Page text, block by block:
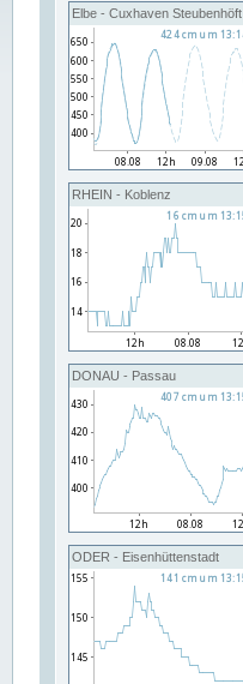
Elbe - Cuxhaven Steubenhöft
RHEIN - Koblenz
DONAU - Passau
ODER - Eisenhüttenstadt